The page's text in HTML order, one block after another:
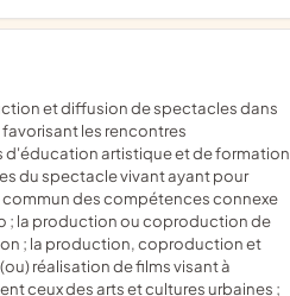
les rencontres
d'éducation artistique et de formation
du spectacle vivant ayant pour
des compétences connexe
; la production ou coproduction de
; la production, coproduction et
réalisation de films visant à
ceux des arts et cultures urbaines ;